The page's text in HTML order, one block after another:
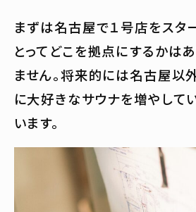
まずは名古屋で１号店をスタ
とってどこを拠点にするかは
ません。将来的には名古屋以
に大好きなサウナを増やして
います。